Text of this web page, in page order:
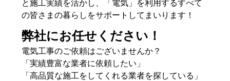
と施工実績を活かし、「電気」を利用するすべて
の皆さまの暮らしをサポートしてまいります！
弊社にお任せください！
電気工事のご依頼はございませんか？
「実績豊富な業者に依頼したい」
「高品質な施工をしてくれる業者を探している」